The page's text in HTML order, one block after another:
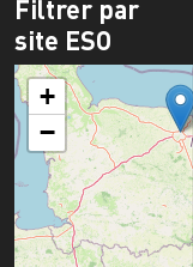
Filtrer par
site ESO
+
−